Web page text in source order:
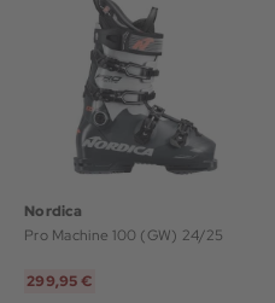
Nordica
Pro Machine 100 (GW) 24/25
299,95 €